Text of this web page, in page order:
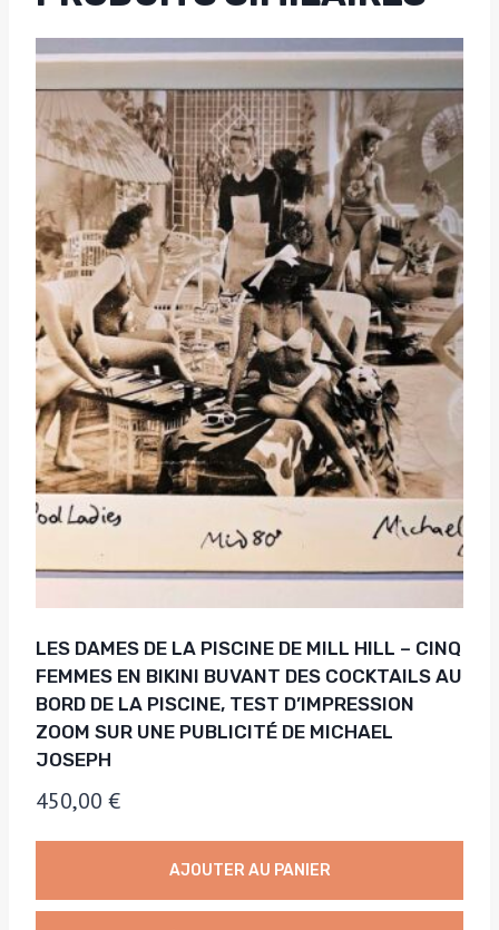
LES DAMES DE LA PISCINE DE MILL HILL – CINQ
FEMMES EN BIKINI BUVANT DES COCKTAILS AU
BORD DE LA PISCINE, TEST D’IMPRESSION
ZOOM SUR UNE PUBLICITÉ DE MICHAEL
JOSEPH
450,00 €
AJOUTER AU PANIER